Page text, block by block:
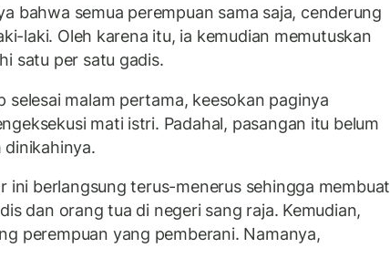
bahwa semua perempuan sama saja, cenderung
laki. Oleh karena itu, ia kemudian memutuskan
satu per satu gadis.
selesai malam pertama, keesokan paginya
mati istri. Padahal, pasangan itu belum
dinikahinya.
ini berlangsung terus-menerus sehingga membuat
dan orang tua di negeri sang raja. Kemudian,
perempuan yang pemberani. Namanya,